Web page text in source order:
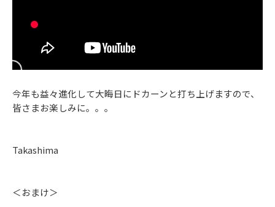
今年も益々進化して大晦日にドカーンと打ち上げますので、
皆さまお楽しみに。。。
Takashima
＜おまけ＞